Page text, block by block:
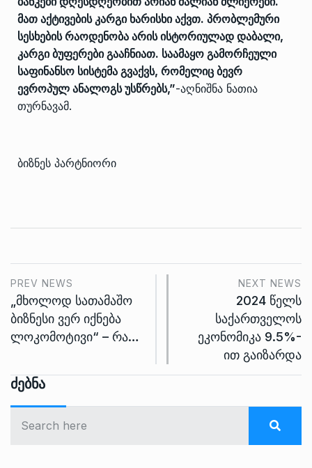
მათ აქტივების კარგი ხარისხი აქვთ. პრობლემური
სესხების რაოდენობა არის ისტორიულად დაბალი,
კარგი ბუფერები გააჩნიათ. საამაყო გამორჩეული
საფინანსო სისტემა გვაქვს, რომელიც ბევრ
ევროპულ ანალოგს უსწრებს,”-აღნიშნა ნათია
თურნავამ.
ბიზნეს პარტნიორი
PREV NEWS
„მხოლოდ სათამაშო
ბიზნესი ვერ იქნება
ლოკომოტივი“ – რა…
NEXT NEWS
2024 წელს
საქართველოს
ეკონომიკა 9.5%-
ით გაიზარდა
Ძებნა